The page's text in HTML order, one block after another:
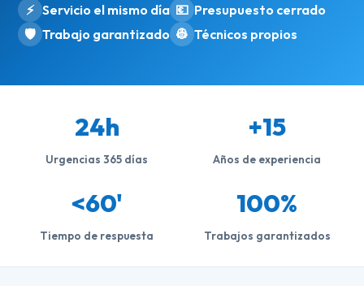
⚡ Servicio el mismo día 💶 Presupuesto cerrado
🛡️ Trabajo garantizado 👷 Técnicos propios
24h
Urgencias 365 días
+15
Años de experiencia
<60'
Tiempo de respuesta
100%
Trabajos garantizados